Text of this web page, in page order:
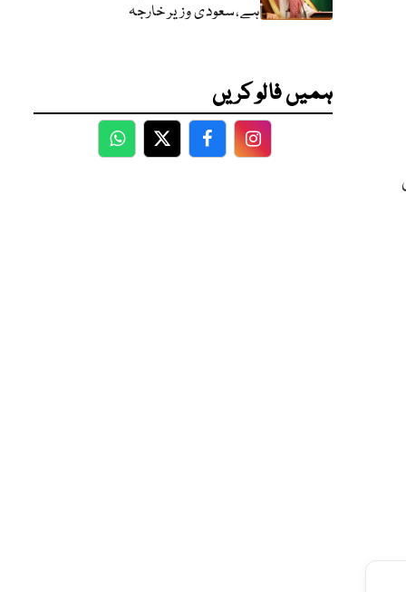
ہے،سعودی وزیر خارجہ
ہمیں فالو کریں
WhatsApp
TwitterFacebookFacebook